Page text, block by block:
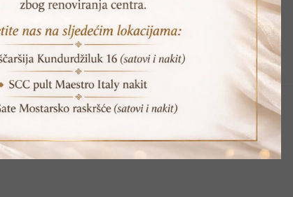
POVEZANI PROIZVODI